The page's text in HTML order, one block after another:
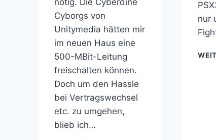
Cyborgs von
Unitymedia hätten mir
im neuen Haus eine
500-MBit-Leitung
freischalten können.
Doch um den Hassle
bei Vertragswechsel
etc. zu umgehen,
blieb ich…
nur